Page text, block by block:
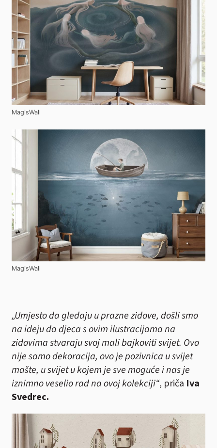
MagisWall
MagisWall
„Umjesto da gledaju u prazne zidove, došli smo
na ideju da djeca s ovim ilustracijama na
zidovima stvaraju svoj mali bajkoviti svijet. Ovo
nije samo dekoracija, ovo je pozivnica u svijet
mašte, u svijet u kojem je sve moguće i nas je
iznimno veselio rad na ovoj kolekciji“, priča Iva
Svedrec.